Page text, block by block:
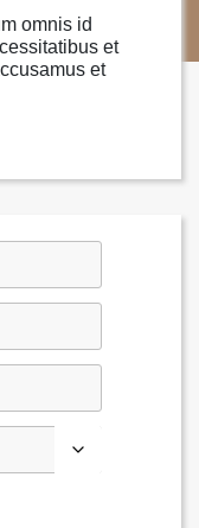
omnis id
et
et